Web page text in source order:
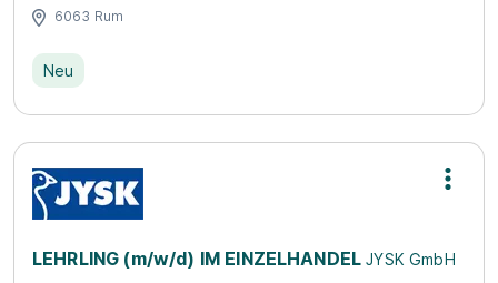
6063 Rum
Neu
LEHRLING (m/w/d) IM EINZELHANDELJYSK GmbH